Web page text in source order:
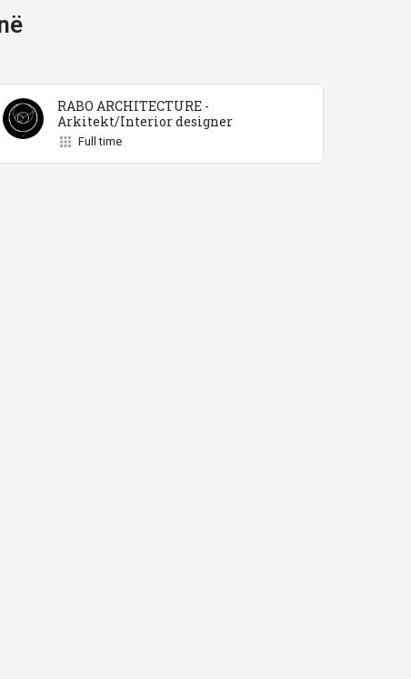
RABO ARCHITECTURE -
Arkitekt/Interior designer
Full time